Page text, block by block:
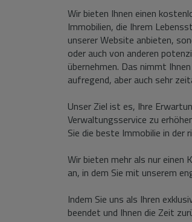
Wir bieten Ihnen einen
Immobilien, die Ihrem
unserer Website anbieten,
oder auch von anderen
übernehmen. Das nimmt
aufregend, aber auch sehr
Unser Ziel ist es, Ihre
Verwaltungsservice zu
Sie die beste Immobilie in
Wir bieten mehr als nur einen
an, in dem Sie mit unserem
Indem Sie uns als Ihren
beendet und Ihnen die Zeit